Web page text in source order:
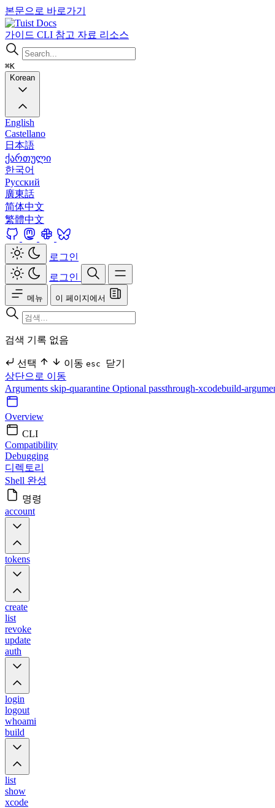
본문으로 바로가기
Docs
가이드 CLI 참고 자료 리소스
⌘K
Korean
English
Castellano
日本語
ქართული
한국어
Русский
廣東話
简体中文
繁體中文
로그인
로그인
메뉴 이 페이지에서
검색 기록 없음
선택 이동 esc 닫기
상단으로 이동
Arguments skip-quarantine Optional passthrough-xcodebuild-
Overview
CLI
Compatibility
Debugging
디렉토리
Shell 완성
명령
account
tokens
create
list
revoke
update
auth
login
logout
whoami
build
list
show
xcode